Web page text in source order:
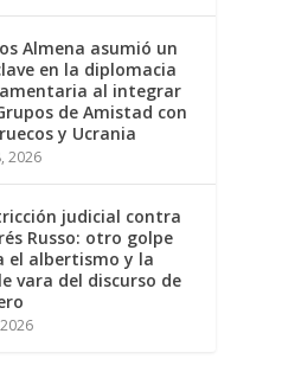
Almena asumió un
en la diplomacia
al integrar
de Amistad con
y Ucrania
2026
judicial contra
Russo: otro golpe
el albertismo y la
vara del discurso de